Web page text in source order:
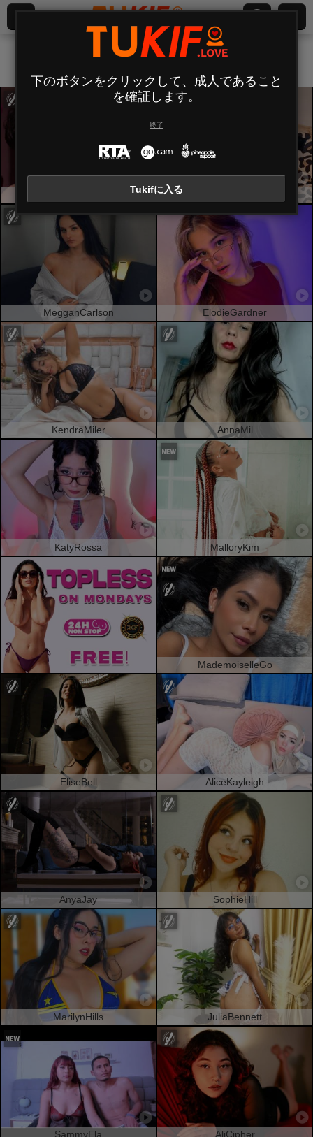
すべて ( 427 フランス語 ×
MegganCarlson ElodieGardner
KendraMiler AnnaMil
KatyRossa MalloryKim
MademoiselleGo
EliseBell AliceKayleigh
AnyaJay SophieHill
MarilynHills JuliaBennett
SammyEla AliCipher
下のボタンをクリックして、成人であること
を確証します。
終了
Tukifに入る